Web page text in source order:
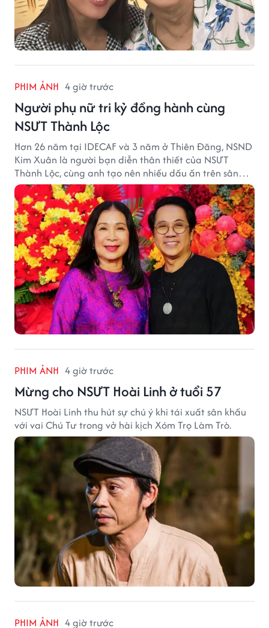
PHIM ẢNH 4 giờ trước
Người phụ nữ tri kỷ đồng hành cùng
NSƯT Thành Lộc
Hơn 26 năm tại IDECAF và 3 năm ở Thiên Đăng, NSND
Kim Xuân là người bạn diễn thân thiết của NSƯT
Thành Lộc, cùng anh tạo nên nhiều dấu ấn trên sân
khấu.
PHIM ẢNH 4 giờ trước
Mừng cho NSƯT Hoài Linh ở tuổi 57
NSƯT Hoài Linh thu hút sự chú ý khi tái xuất sân khấu
với vai Chú Tư trong vở hài kịch Xóm Trọ Làm Trò.
PHIM ẢNH 4 giờ trước